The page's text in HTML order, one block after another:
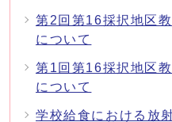
第2回第16採択地区
について
第1回第16採択地区
について
学校給食における放